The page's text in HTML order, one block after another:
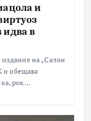
и
идва в
на „Салон
и обещава
рок…